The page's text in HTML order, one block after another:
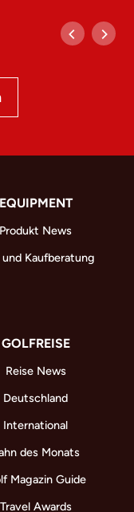
EQUIPMENT
Produkt News
Kaufberatung
GOLFREISE
Reise News
Deutschland
International
des Monats
Magazin Guide
Travel Awards